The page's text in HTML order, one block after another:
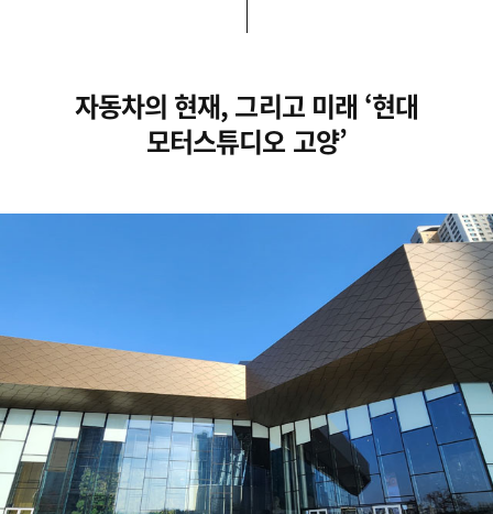
자동차의 현재, 그리고 미래 ‘현대
모터스튜디오 고양’